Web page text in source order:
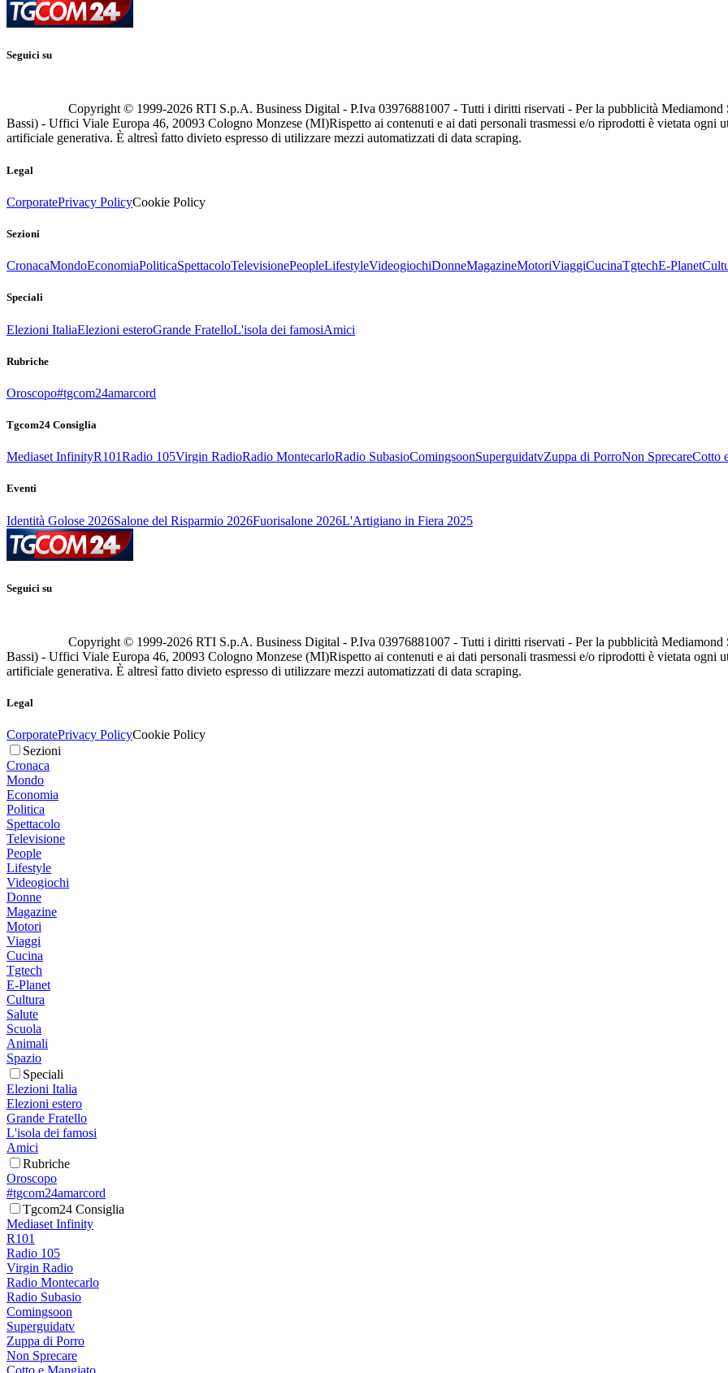
Seguici su
Copyright © 1999-2026 RTI S.p.A. Business Digital - P.Iva 03976881007 - Tutti i diritti riservati - Per la pubblicità
Bassi) - Uffici Viale Europa 46, 20093 Cologno Monzese (MI)Rispetto ai contenuti e ai dati personali trasmessi e/o riprodotti è vietata ogni
artificiale generativa. È altresì fatto divieto espresso di utilizzare mezzi automatizzati di data scraping.
Legal
CorporatePrivacy PolicyCookie Policy
Sezioni
CronacaMondoEconomiaPoliticaSpettacoloTelevisionePeopleLifestyleVideogiochiDonneMagazineMotoriViaggiCucinaTgtechE-Planet
Speciali
Elezioni ItaliaElezioni esteroGrande FratelloL'isola dei famosiAmici
Rubriche
Oroscopo#tgcom24amarcord
Tgcom24 Consiglia
Mediaset InfinityR101Radio 105Virgin RadioRadio MontecarloRadio SubasioComingsoonSuperguidatvZuppa di PorroNon SprecareCotto
Eventi
Identità Golose 2026Salone del Risparmio 2026Fuorisalone 2026L'Artigiano in Fiera 2025
Seguici su
Copyright © 1999-2026 RTI S.p.A. Business Digital - P.Iva 03976881007 - Tutti i diritti riservati - Per la pubblicità
Bassi) - Uffici Viale Europa 46, 20093 Cologno Monzese (MI)Rispetto ai contenuti e ai dati personali trasmessi e/o riprodotti è vietata ogni
artificiale generativa. È altresì fatto divieto espresso di utilizzare mezzi automatizzati di data scraping.
Legal
CorporatePrivacy PolicyCookie Policy
Sezioni
Cronaca
Mondo
Economia
Politica
Spettacolo
Televisione
People
Lifestyle
Videogiochi
Donne
Magazine
Motori
Viaggi
Cucina
Tgtech
E-Planet
Cultura
Salute
Scuola
Animali
Spazio
Speciali
Elezioni Italia
Elezioni estero
Grande Fratello
L'isola dei famosi
Amici
Rubriche
Oroscopo
#tgcom24amarcord
Tgcom24 Consiglia
Mediaset Infinity
R101
Radio 105
Virgin Radio
Radio Montecarlo
Radio Subasio
Comingsoon
Superguidatv
Zuppa di Porro
Non Sprecare